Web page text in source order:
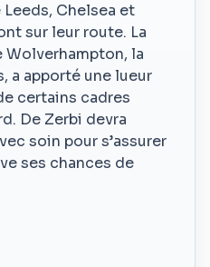
Chelsea et
sur leur route. La
la
a apporté une lueur
certains cadres
De Zerbi devra
soin pour s’assurer
ses chances de